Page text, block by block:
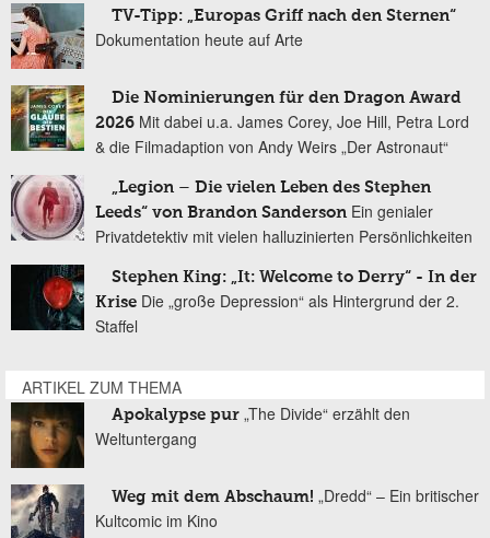
TV-Tipp: „Europas Griff nach den Sternen“
Dokumentation heute auf Arte
Die Nominierungen für den Dragon Award
2026 Mit dabei u.a. James Corey, Joe Hill, Petra Lord
& die Filmadaption von Andy Weirs „Der Astronaut“
„Legion – Die vielen Leben des Stephen
Leeds“ von Brandon Sanderson Ein genialer
Privatdetektiv mit vielen halluzinierten Persönlichkeiten
Stephen King: „It: Welcome to Derry“ - In der
Krise Die „große Depression“ als Hintergrund der 2.
Staffel
ARTIKEL ZUM THEMA
Apokalypse pur „The Divide“ erzählt den
Weltuntergang
Weg mit dem Abschaum! „Dredd“ – Ein britischer
Kultcomic im Kino